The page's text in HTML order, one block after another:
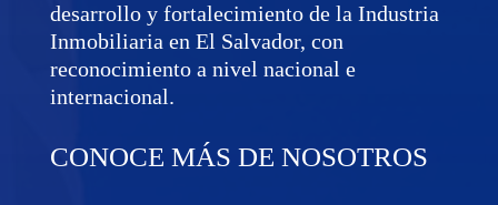
desarrollo y fortalecimiento de la Industria
Inmobiliaria en El Salvador, con
reconocimiento a nivel nacional e
internacional.
CONOCE MÁS DE NOSOTROS